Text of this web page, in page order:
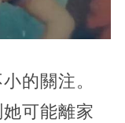
的關注。
可能離家